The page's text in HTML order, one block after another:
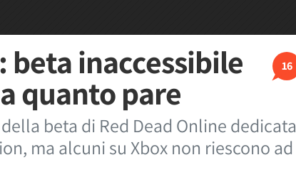
16
beta inaccessibile
quanto pare
beta di Red Dead Online dedicata
ma alcuni su Xbox non riescono ad